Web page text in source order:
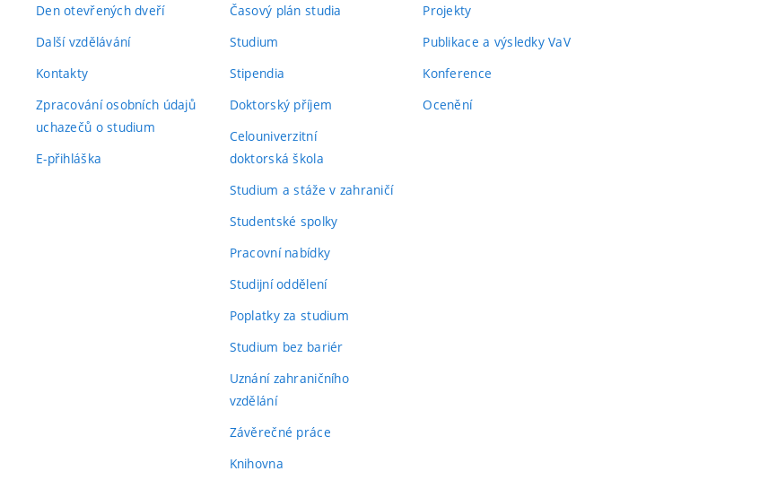
Den otevřených dveří
Další vzdělávání
Kontakty
Zpracování osobních údajů
uchazečů o studium
E-přihláška
Časový plán studia
Studium
Stipendia
Doktorský příjem
Celouniverzitní
doktorská škola
Studium a stáže v zahraničí
Studentské spolky
Pracovní nabídky
Studijní oddělení
Poplatky za studium
Studium bez bariér
Uznání zahraničního
vzdělání
Závěrečné práce
Knihovna
Projekty
Publikace a výsledky VaV
Konference
Ocenění